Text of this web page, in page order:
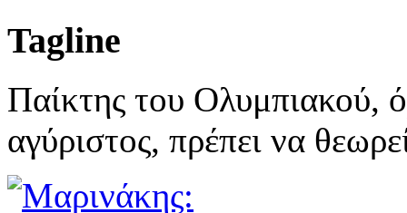
Tagline
Παίκτης του Ολυμπιακού,
αγύριστος, πρέπει να